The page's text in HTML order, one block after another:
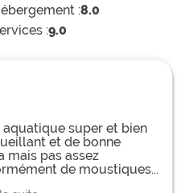
:8.0
:9.0
super et bien
et de bonne
mais pas assez
de moustiques...